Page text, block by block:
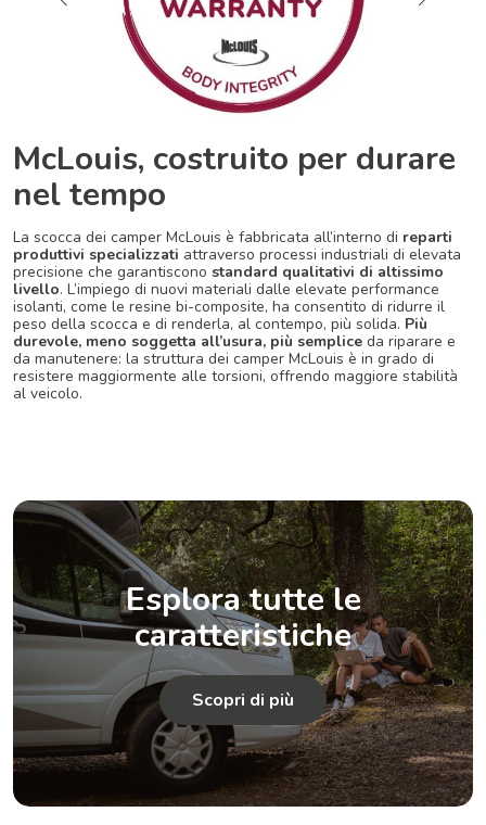
McLouis, costruito per durare
nel tempo
La scocca dei camper McLouis è fabbricata all’interno di reparti
produttivi specializzati attraverso processi industriali di elevata
precisione che garantiscono standard qualitativi di altissimo
livello. L’impiego di nuovi materiali dalle elevate performance
isolanti, come le resine bi-composite, ha consentito di ridurre il
peso della scocca e di renderla, al contempo, più solida. Più
durevole, meno soggetta all’usura, più semplice da riparare e
da manutenere: la struttura dei camper McLouis è in grado di
resistere maggiormente alle torsioni, offrendo maggiore stabilità
al veicolo.
Esplora tutte le
caratteristiche
Scopri di più